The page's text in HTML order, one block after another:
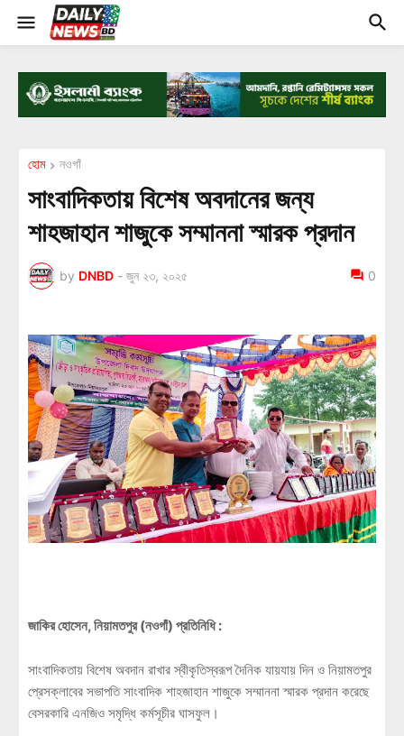
হোম নওগাঁ
সাংবাদিকতায় বিশেষ অবদানের জন্য
শাহজাহান শাজুকে সম্মাননা স্মারক প্রদান
by DNBD - জুন ২৩, ২০২৫ 0
জাকির হোসেন, নিয়ামতপুর (নওগাঁ) প্রতিনিধি :
সাংবাদিকতায় বিশেষ অবদান রাখার স্বীকৃতিস্বরূপ দৈনিক যায়যায় দিন ও নিয়ামতপুর
প্রেসক্লাবের সভাপতি সাংবাদিক শাহজাহান শাজুকে সম্মাননা স্মারক প্রদান করেছে
বেসরকারি এনজিও সমৃদ্ধি কর্মসূচীর ঘাসফুল।